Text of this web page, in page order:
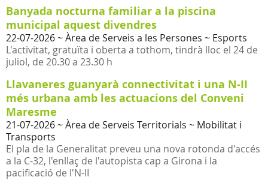
Banyada nocturna familiar a la piscina
municipal aquest divendres
22-07-2026~ Àrea de Serveis a les Persones ~ Esports
L'activitat, gratuïta i oberta a tothom, tindrà lloc el 24 de
juliol, de 20.30 a 23.30 h
Llavaneres guanyarà connectivitat i una N-II
més urbana amb les actuacions del Conveni
Maresme
21-07-2026~ Àrea de Serveis Territorials ~ Mobilitat i
Transports
El pla de la Generalitat preveu una nova rotonda d'accés
a la C-32, l'enllaç de l'autopista cap a Girona i la
pacificació de l'N-II